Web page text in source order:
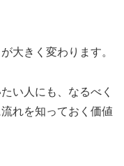
大きく変わります。
い人にも、なるべく
れを知っておく価値